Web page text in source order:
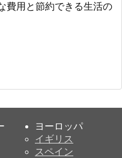
費用と節約できる生活の
ヨーロッパ
イギリス
スペイン